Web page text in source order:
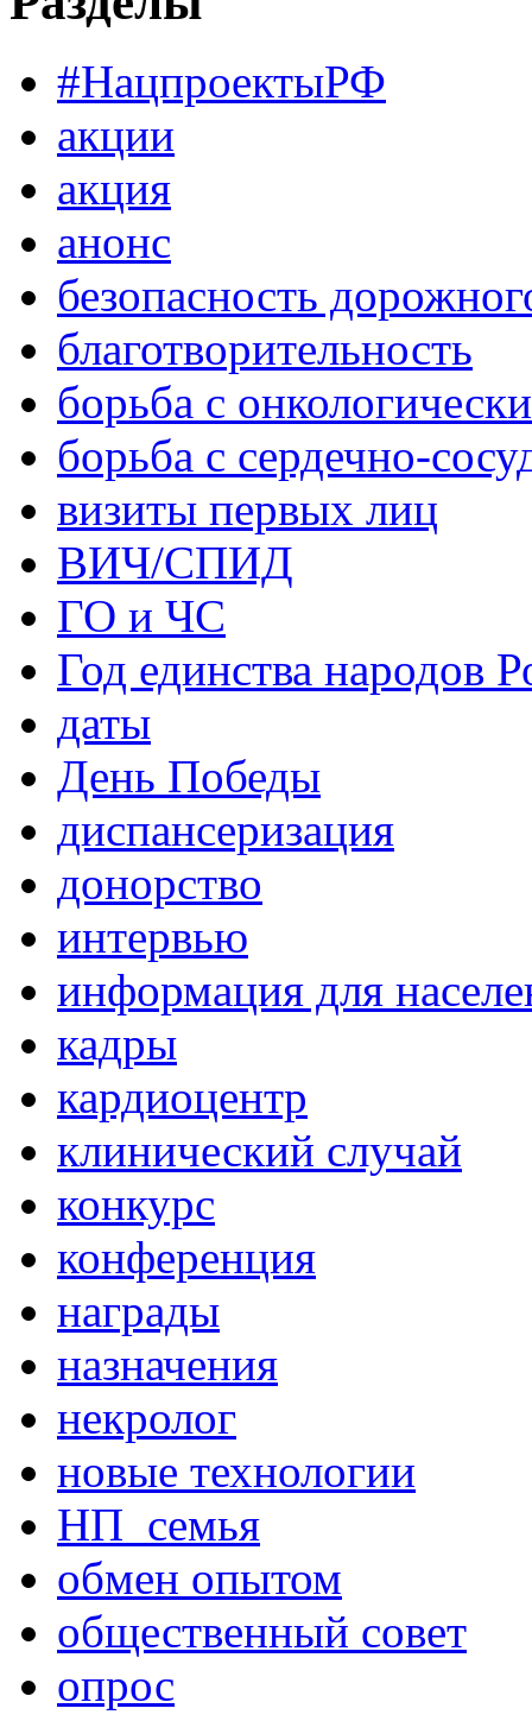
#НацпроектыРФ
акции
акция
анонс
безопасность
благотворительность
борьба с
борьба с сердечно-
визиты первых лиц
ВИЧ/СПИД
ГО и ЧС
Год единства народов
даты
День Победы
диспансеризация
донорство
интервью
информация для
кадры
кардиоцентр
клинический случай
конкурс
конференция
награды
назначения
некролог
новые технологии
НП_семья
обмен опытом
общественный совет
опрос